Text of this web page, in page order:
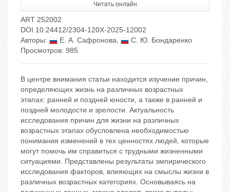
Читать онлайн
ART 252002
DOI 10.24412/2304-120X-2025-12002
Авторы:
Е. А. Сафронова,
С. Ю. Бондаренко
Просмотров: 985
В центре внимания статьи находится изучение причин,
определяющих жизнь на различных возрастных
этапах: ранней и поздней юности, а также в ранней и
поздней молодости и зрелости. Актуальность
исследования причин для жизни на различных
возрастных этапах обусловлена необходимостью
понимания изменений в тех ценностях людей, которые
могут помочь им справиться с трудными жизненными
ситуациями. Представлены результаты эмпирического
исследования факторов, влияющих на смыслы жизни в
различных возрастных категориях. Основываясь на